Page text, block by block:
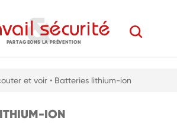
PARTAGEONS LA PRÉVENTION
et voir • Batteries lithium-ion
ION